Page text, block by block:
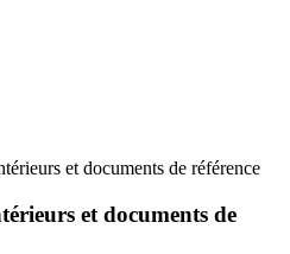
et documents de référence
et documents de